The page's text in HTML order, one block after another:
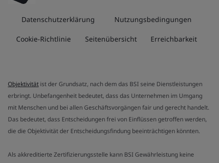
Datenschutzerklärung Nutzungsbedingungen
Cookie-Richtlinie Seitenübersicht Erreichbarkeit
Objektivität ist der Grundsatz, nach dem das BSI seine Dienstleistungen
erbringt. Unbefangenheit bedeutet, dass das Unternehmen im Umgang
mit Menschen und bei allen Geschäftsvorgängen fair und gerecht handelt.
Das bedeutet, dass Entscheidungen frei von Einflüssen getroffen werden,
die die Objektivität der Entscheidungsfindung beeinträchtigen könnten.
Als akkreditierte Zertifizierungsstelle kann BSI Gewährleistung keine